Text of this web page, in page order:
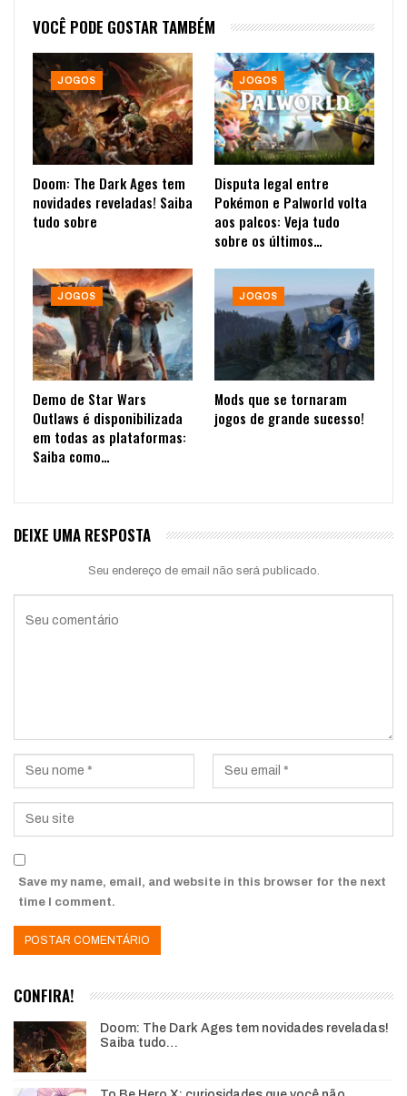
VOCÊ PODE GOSTAR TAMBÉM
JOGOS
Doom: The Dark Ages tem
novidades reveladas! Saiba
tudo sobre
JOGOS
Disputa legal entre
Pokémon e Palworld volta
aos palcos: Veja tudo
sobre os últimos…
JOGOS
Demo de Star Wars
Outlaws é disponibilizada
em todas as plataformas:
Saiba como…
JOGOS
Mods que se tornaram
jogos de grande sucesso!
DEIXE UMA RESPOSTA
Seu endereço de email não será publicado.
Save my name, email, and website in this browser for the next
time I comment.
CONFIRA!
Doom: The Dark Ages tem novidades reveladas!
Saiba tudo…